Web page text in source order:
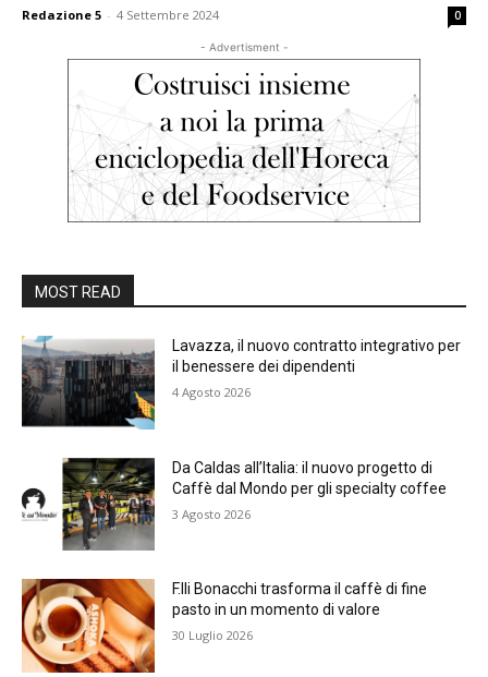
Redazione 5 - 4 Settembre 2024 0
- Advertisment -
MOST READ
Lavazza, il nuovo contratto integrativo per
il benessere dei dipendenti
4 Agosto 2026
Da Caldas all’Italia: il nuovo progetto di
Caffè dal Mondo per gli specialty coffee
3 Agosto 2026
F.lli Bonacchi trasforma il caffè di fine
pasto in un momento di valore
30 Luglio 2026